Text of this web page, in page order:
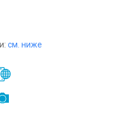
см. ниже